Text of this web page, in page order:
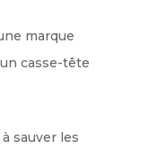
marque
casse-tête
sauver les